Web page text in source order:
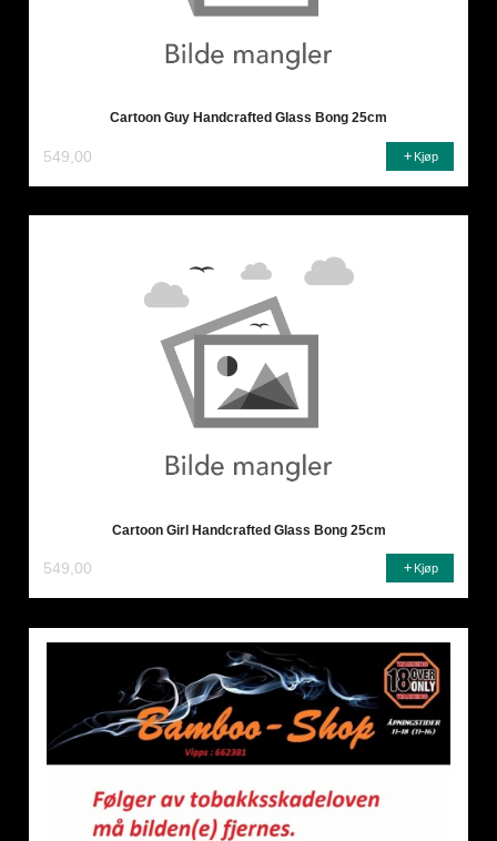
Cartoon Guy Handcrafted Glass Bong 25cm
549,00 Kjøp
Cartoon Girl Handcrafted Glass Bong 25cm
549,00 Kjøp